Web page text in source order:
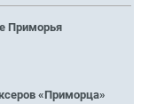
Приморья
«Приморца»